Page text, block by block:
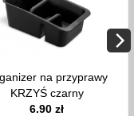
na przyprawy
KRZYŚ czarny
6.90 zł